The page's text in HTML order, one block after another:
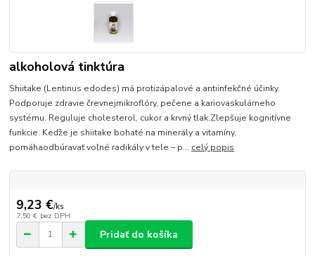
alkoholová tinktúra
Shiitake (Lentinus edodes) má protizápalové a antiinfekčné účinky.
Podporuje zdravie črevnejmikroflóry, pečene a kariovaskulárneho
systému. Reguluje cholesterol, cukor a krvný tlak.Zlepšuje kognitívne
funkcie. Keďže je shiitake bohaté na minerály a vitamíny,
pomáhaodbúravať voľné radikály v tele – p... celý popis
9,23 €/ks
7,50 € bez DPH
Pridať do košíka